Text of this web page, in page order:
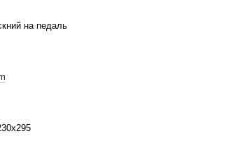
на педаль